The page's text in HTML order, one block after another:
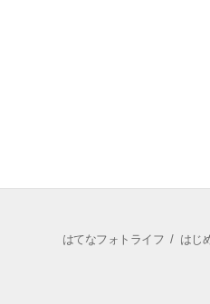
はてなフォトライフ / はじ